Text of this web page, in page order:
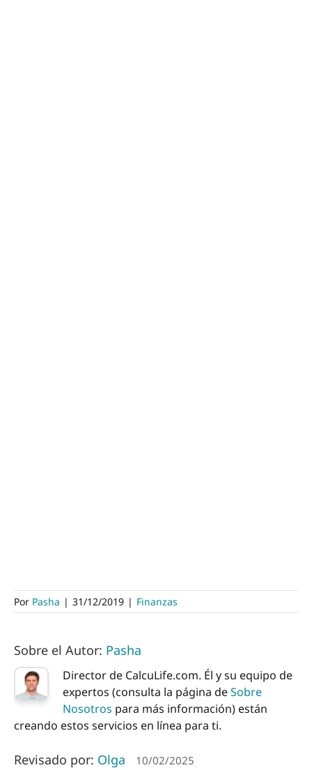
Por Pasha | 31/12/2019 | Finanzas
Sobre el Autor: Pasha
Director de CalcuLife.com. Él y su equipo de
expertos (consulta la página deSobre
Nosotros para más información) están
creando estos servicios en línea para ti.
Revisado por: Olga 10/02/2025